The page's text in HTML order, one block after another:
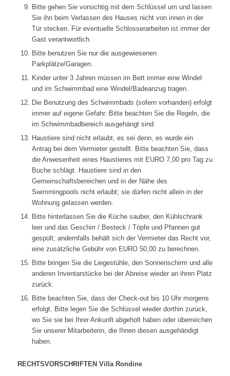
Bitte gehen Sie vorsichtig mit dem Schlüssel um und lassen
Sie ihn beim Verlassen des Hauses nicht von innen in der
Tür stecken. Für eventuelle Schlosserarbeiten ist immer der
Gast verantwortlich.
Bitte benutzen Sie nur die ausgewiesenen
Parkplätze/Garagen.
Kinder unter 3 Jahren müssen im Bett immer eine Windel
und im Schwimmbad eine Windel/Badeanzug tragen.
Die Benutzung des Schwimmbads (sofern vorhanden) erfolgt
immer auf eigene Gefahr. Bitte beachten Sie die Regeln, die
im Schwimmbadbereich ausgehängt sind.
Haustiere sind nicht erlaubt, es sei denn, es wurde ein
Antrag bei dem Vermieter gestellt. Bitte beachten Sie, dass
die Anwesenheit eines Haustieres mit EURO 7,00 pro Tag zu
Buche schlägt. Haustiere sind in den
Gemeinschaftsbereichen und in der Nähe des
Swimmingpools nicht erlaubt; sie dürfen nicht allein in der
Wohnung gelassen werden.
Bitte hinterlassen Sie die Küche sauber, den Kühlschrank
leer und das Geschirr / Besteck / Töpfe und Pfannen gut
gespült; andernfalls behält sich der Vermieter das Recht vor,
eine zusätzliche Gebühr von EURO 50,00 zu berechnen.
Bitte bringen Sie die Liegestühle, den Sonnenschirm und alle
anderen Inventarstücke bei der Abreise wieder an ihren Platz
zurück.
Bitte beachten Sie, dass der Check-out bis 10 Uhr morgens
erfolgt. Bitte legen Sie die Schlüssel wieder dorthin zurück,
wo Sie sie bei Ihrer Ankunft abgeholt haben oder überreichen
Sie unserer Mitarbeiterin, die Ihnen diesen ausgehändigt
haben.
RECHTSVORSCHRIFTEN Villa Rondine